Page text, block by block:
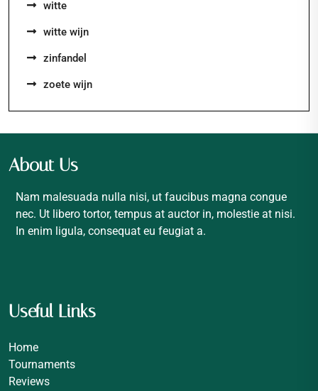
witte
witte wijn
zinfandel
zoete wijn
About Us
Nam malesuada nulla nisi, ut faucibus magna congue
nec. Ut libero tortor, tempus at auctor in, molestie at nisi.
In enim ligula, consequat eu feugiat a.
Useful Links
Home
Tournaments
Reviews